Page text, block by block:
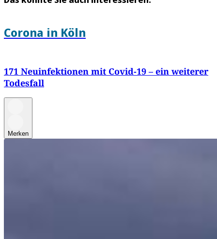
Corona in Köln
171 Neuinfektionen mit Covid-19 – ein weiterer
Todesfall
Merken